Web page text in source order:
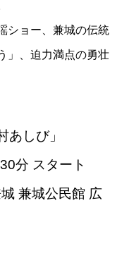
ショー、兼城の伝統
」、迫力満点の勇壮
しび」
分 スタート
兼城公民館 広